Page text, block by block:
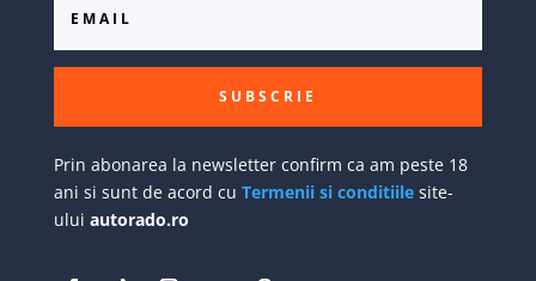
SUBSCRIE
Prin abonarea la newsletter confirm ca am peste 18
ani si sunt de acord cu Termenii si conditiilesite-
ului autorado.ro